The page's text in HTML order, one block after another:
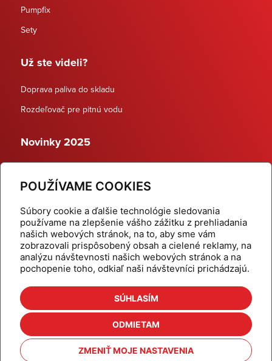
POUŽÍVAME COOKIES
Súbory cookie a ďalšie technológie sledovania
používame na zlepšenie vášho zážitku z prehliadania
našich webových stránok, na to, aby sme vám
zobrazovali prispôsobený obsah a cielené reklamy, na
analýzu návštevnosti našich webových stránok a na
pochopenie toho, odkiaľ naši návštevníci prichádzajú.
SÚHLASÍM
ODMIETAM
ZMENIŤ MOJE NASTAVENIA
Pumpfix
Sety
Už ste videli?
Doprava paliva do skladu
Rozdeľovač pre pitnú vodu
Novinky 2025
Dynamické termostatické ventily
Domov
Produkty
Aktuality
Odber šikovné tipy
Kalkulačky
Cenníky
Na stiahnutie
Referencie
Kontakt